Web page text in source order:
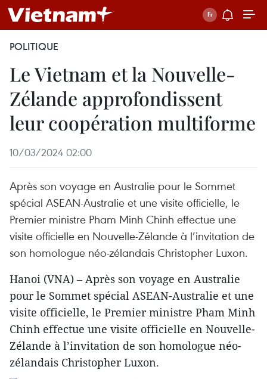
POLITIQUE
Le Vietnam et la Nouvelle-
Zélande approfondissent
leur coopération multiforme
10/03/2024 02:00
Après son voyage en Australie pour le Sommet
spécial ASEAN-Australie et une visite officielle, le
Premier ministre Pham Minh Chinh effectue une
visite officielle en Nouvelle-Zélande à l’invitation de
son homologue néo-zélandais Christopher Luxon.
Hanoi (VNA) – Après son voyage en Australie
pour le Sommet spécial ASEAN-Australie et une
visite officielle, le Premier ministre Pham Minh
Chinh effectue une visite officielle en Nouvelle-
Zélande à l’invitation de son homologue néo-
zélandais Christopher Luxon.